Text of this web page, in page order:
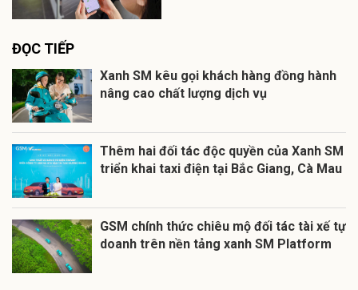
ĐỌC TIẾP
Xanh SM kêu gọi khách hàng đồng hành
nâng cao chất lượng dịch vụ
Thêm hai đối tác độc quyền của Xanh SM
triển khai taxi điện tại Bắc Giang, Cà Mau
GSM chính thức chiêu mộ đối tác tài xế tự
doanh trên nền tảng xanh SM Platform